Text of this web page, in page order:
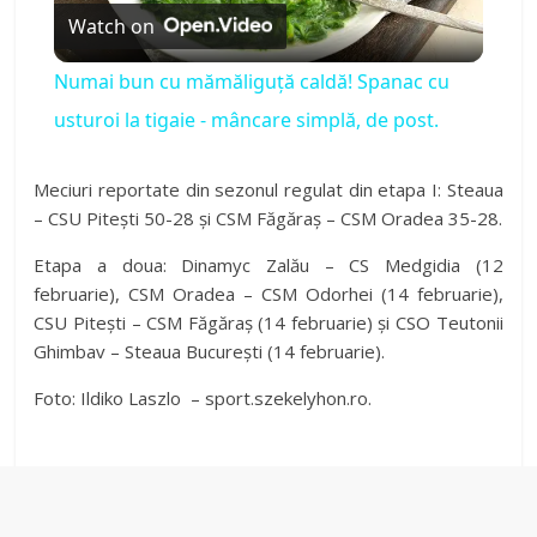
l
a
y
V
i
d
Watch on
Numai bun cu mămăliguță caldă! Spanac cu
usturoi la tigaie - mâncare simplă, de post.
Meciuri reportate din sezonul regulat din etapa I: Steaua
– CSU Pitești 50-28 și CSM Făgăraș – CSM Oradea 35-28.
Etapa a doua: Dinamyc Zalău – CS Medgidia (12
februarie), CSM Oradea – CSM Odorhei (14 februarie),
CSU Pitești – CSM Făgăraș (14 februarie) și CSO Teutonii
Ghimbav – Steaua București (14 februarie).
Foto: Ildiko Laszlo – sport.szekelyhon.ro.